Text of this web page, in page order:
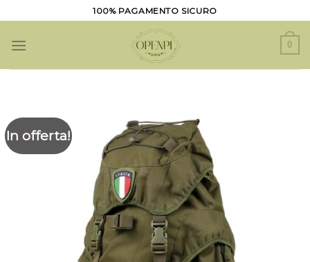
ai
contenuti
100% PAGAMENTO SICURO
0
In offerta!